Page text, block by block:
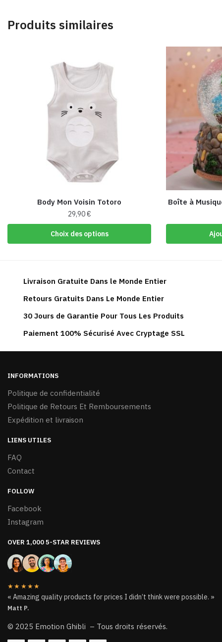
Produits similaires
Body Mon Voisin Totoro
29,90€
Choix des options
Ce
produit
variations.
options
peuvent
choisies
sur
produit
Boîte à
Livraison Gratuite Dans le Monde Entier
Retours Gratuits Dans Le Monde Entier
30 Jours de Garantie Pour Tous Les Produits
Paiement 100% Sécurisé Avec Cryptage SSL
INFORMATIONS
Politique de confidentialité
Politique de Retours Et Remboursements
Expédition et livraison
LIENS UTILES
FAQ
Contact
FOLLOW
Facebook
Instagram
OVER 1,000 5-STAR REVIEWS
★★★★★
« Amazing quality products for prices I didn’t think were possible. »
Matt P.
© 2025 Emotion Ghibli – Tous droits réservés.